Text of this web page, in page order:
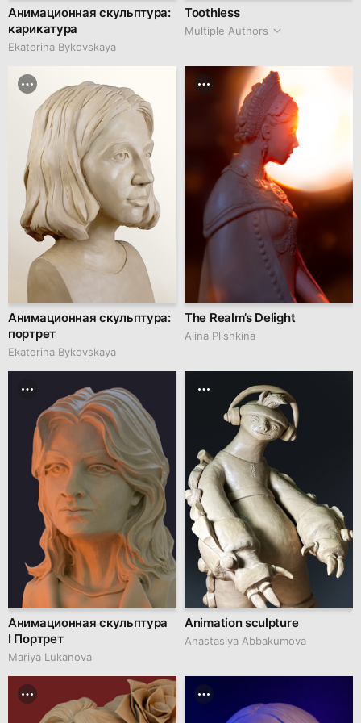
Анимационная скульптура:
карикатура
Ekaterina Bykovskaya
Toothless
Multiple Authors
Анимационная скульптура:
портрет
Ekaterina Bykovskaya
The Realm’s Delight
Alina Plishkina
Анимационная скульптура
I Портрет
Mariya Lukanova
Animation sculpture
Anastasiya Abbakumova